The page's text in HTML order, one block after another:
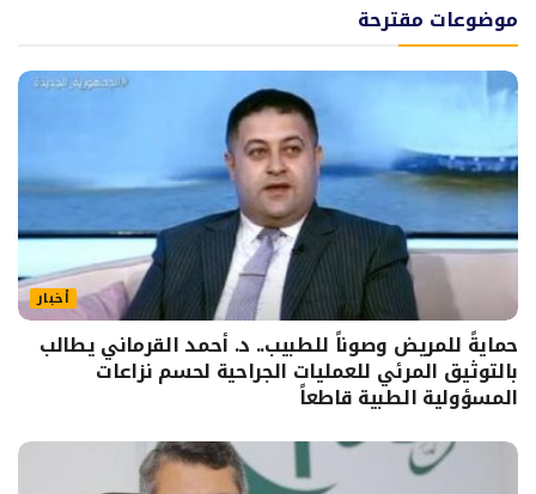
موضوعات مقترحة
أخبار
حمايةً للمريض وصوناً للطبيب.. د. أحمد القرماني يطالب
بالتوثيق المرئي للعمليات الجراحية لحسم نزاعات
المسؤولية الطبية قاطعاً